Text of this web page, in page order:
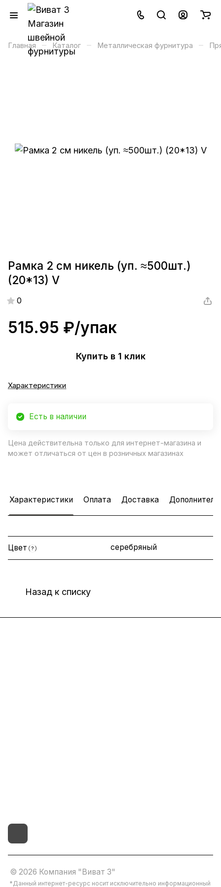
Главная – Каталог – Металлическая фурнитура –
Рамка 2 см никель (уп. ≈500шт.)
(20*13) V
0
515.95 ₽/упак
Купить в 1 клик
Характеристики
Есть в наличии
Цена действительна только для интернет-магазина и
может отличаться от цен в розничных магазинах
Характеристики Оплата Доставка
Цвет ? серебряный
Назад к списку
© 2026 Компания "Виват 3"
*Данный интернет-ресурс носит исключительно информационный